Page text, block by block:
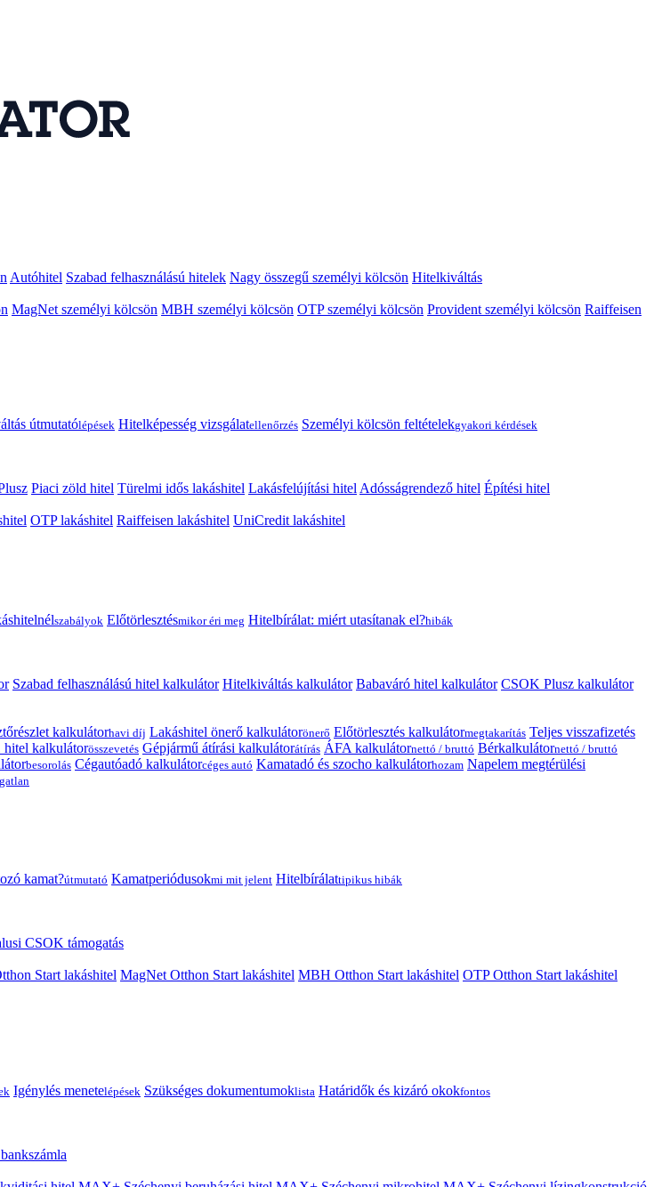
Autóhitel Szabad felhasználású hitelek Nagy összegű személyi kölcsön Hitelkiváltás
MagNet személyi kölcsön MBH személyi kölcsön OTP személyi kölcsön Provident személyi kölcsön Raiffeisen
útmutatólépések Hitelképesség vizsgálatellenőrzés Személyi kölcsön feltételekgyakori kérdések
Piaci zöld hitel Türelmi idős lakáshitel Lakásfelújítási hitelAdósságrendező hitel Építési hitel
OTP lakáshitel Raiffeisen lakáshitel UniCredit lakáshitel
szabályok Előtörlesztésmikor éri meg Hitelbírálat: miért utasítanak el?hibák
Szabad felhasználású hitel kalkulátor Hitelkiváltás kalkulátor Babaváró hitel kalkulátor CSOK Plusz kalkulátor
kalkulátorhavi díj Lakáshitel önerő kalkulátorönerő Előtörlesztés kalkulátormegtakarítás Teljes visszafizetés
hitel kalkulátorösszevetés Gépjármű átírási kalkulátorátírás ÁFA kalkulátornettó / bruttó Bérkalkulátornettó / bruttó
besorolás Cégautóadó kalkulátorcéges autó Kamatadó és szocho kalkulátorhozam Napelem megtérülési
kamat?útmutató Kamatperiódusokmi mit jelent Hitelbírálattipikus hibák
CSOK támogatás
Start lakáshitel MagNet Otthon Start lakáshitel MBH Otthon Start lakáshitel OTP Otthon Start lakáshitel
Igénylés menetelépések Szükséges dokumentumoklista Határidők és kizáró okokfontos